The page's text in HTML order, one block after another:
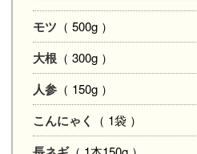
モツ （ 500g ）
大根 （ 300g ）
人参 （ 150g ）
こんにゃく （ 1袋 ）